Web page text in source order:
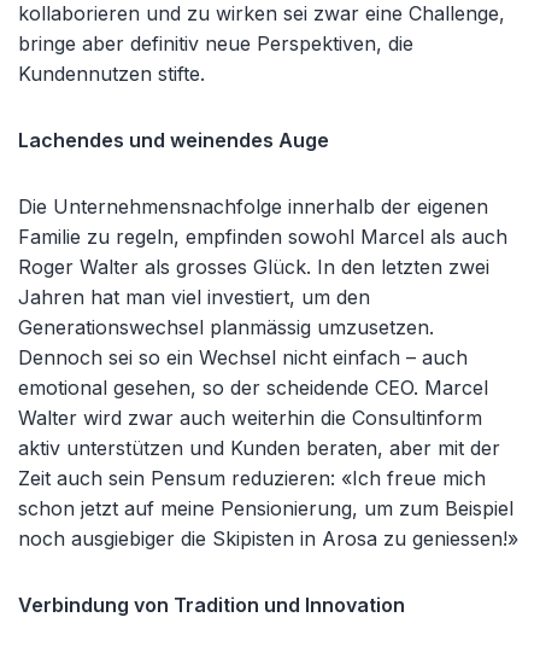
kollaborieren und zu wirken sei zwar eine Challenge,
bringe aber definitiv neue Perspektiven, die
Kundennutzen stifte.
Lachendes und weinendes Auge
Die Unternehmensnachfolge innerhalb der eigenen
Familie zu regeln, empfinden sowohl Marcel als auch
Roger Walter als grosses Glück. In den letzten zwei
Jahren hat man viel investiert, um den
Generationswechsel planmässig umzusetzen.
Dennoch sei so ein Wechsel nicht einfach – auch
emotional gesehen, so der scheidende CEO. Marcel
Walter wird zwar auch weiterhin die Consultinform
aktiv unterstützen und Kunden beraten, aber mit der
Zeit auch sein Pensum reduzieren: «Ich freue mich
schon jetzt auf meine Pensionierung, um zum Beispiel
noch ausgiebiger die Skipisten in Arosa zu geniessen!»
Verbindung von Tradition und Innovation